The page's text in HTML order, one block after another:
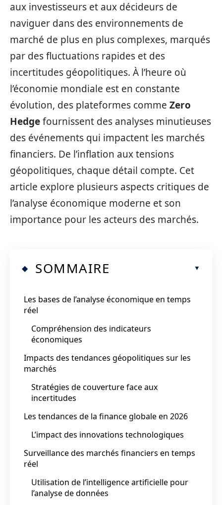
aux investisseurs et aux décideurs de
naviguer dans des environnements de
marché de plus en plus complexes, marqués
par des fluctuations rapides et des
incertitudes géopolitiques. À l’heure où
l’économie mondiale est en constante
évolution, des plateformes comme Zero
Hedgefournissent des analyses minutieuses
des événements qui impactent les marchés
financiers. De l’inflation aux tensions
géopolitiques, chaque détail compte. Cet
article explore plusieurs aspects critiques de
l’analyse économique moderne et son
importance pour les acteurs des marchés.
SOMMAIRE
Les bases de l’analyse économique en temps
réel
Compréhension des indicateurs
économiques
Impacts des tendances géopolitiques sur les
marchés
Stratégies de couverture face aux
incertitudes
Les tendances de la finance globale en 2026
L’impact des innovations technologiques
Surveillance des marchés financiers en temps
réel
Utilisation de l’intelligence artificielle pour
l’analyse de données